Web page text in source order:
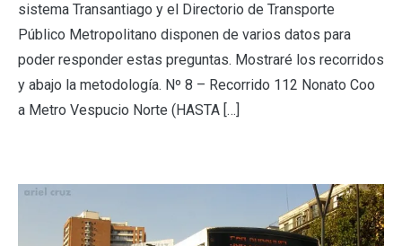
sistema Transantiago y el Directorio de Transporte
Público Metropolitano disponen de varios datos para
poder responder estas preguntas. Mostraré los recorridos
y abajo la metodología. Nº 8 – Recorrido 112 Nonato Coo
a Metro Vespucio Norte (HASTA […]